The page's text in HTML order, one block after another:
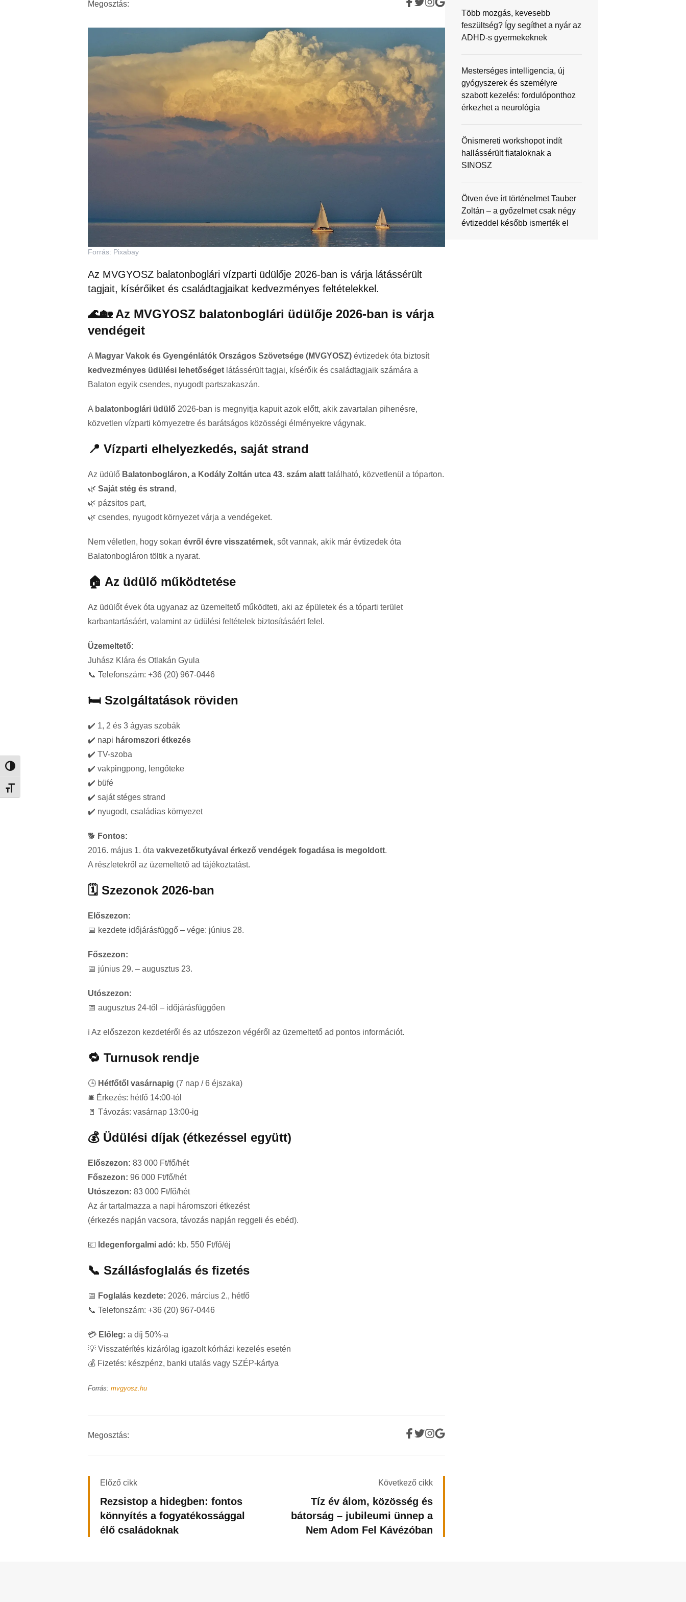
Nagy kontraszt váltása
Betűméret váltása
Megosztás:
Forrás: Pixabay
Az MVGYOSZ balatonboglári vízparti üdülője 2026-ban is várja látássérült
tagjait, kísérőiket és családtagjaikat kedvezményes feltételekkel.
🌊🏡 Az MVGYOSZ balatonboglári üdülője 2026-ban is várja
vendégeit
A Magyar Vakok és Gyengénlátók Országos Szövetsége (MVGYOSZ) évtizedek óta biztosít
kedvezményes üdülési lehetőséget látássérült tagjai, kísérőik és családtagjaik számára a
Balaton egyik csendes, nyugodt partszakaszán.
A balatonboglári üdülő 2026-ban is megnyitja kapuit azok előtt, akik zavartalan pihenésre,
közvetlen vízparti környezetre és barátságos közösségi élményekre vágynak.
📍 Vízparti elhelyezkedés, saját strand
Az üdülő Balatonbogláron, a Kodály Zoltán utca 43. szám alatt található, közvetlenül a tóparton.
🌿 Saját stég és strand ,
🌿 pázsitos part,
🌿 csendes, nyugodt környezet várja a vendégeket.
Nem véletlen, hogy sokan évről évre visszatérnek, sőt vannak, akik már évtizedek óta
Balatonbogláron töltik a nyarat.
🏠 Az üdülő működtetése
Az üdülőt évek óta ugyanaz az üzemeltető működteti, aki az épületek és a tóparti terület
karbantartásáért, valamint az üdülési feltételek biztosításáért felel.
Üzemeltető:
Juhász Klára és Otlakán Gyula
📞 Telefonszám: +36 (20) 967-0446
🛏️ Szolgáltatások röviden
✔️ 1, 2 és 3 ágyas szobák
✔️ napi háromszori étkezés
✔️ TV-szoba
✔️ vakpingpong, lengőteke
✔️ büfé
✔️ saját stéges strand
✔️ nyugodt, családias környezet
🐕 Fontos:
2016. május 1. óta vakvezetőkutyával érkező vendégek fogadása is megoldott.
A részletekről az üzemeltető ad tájékoztatást.
🗓️ Szezonok 2026-ban
Előszezon:
📅 kezdete időjárásfüggő – vége: június 28.
Főszezon:
📅 június 29. – augusztus 23.
Utószezon:
📅 augusztus 24-től – időjárásfüggően
ℹ️ Az előszezon kezdetéről és az utószezon végéről az üzemeltető ad pontos információt.
🔁 Turnusok rendje
🕒 Hétfőtől vasárnapig (7 nap / 6 éjszaka)
🛎️ Érkezés: hétfő 14:00-tól
🚪 Távozás: vasárnap 13:00-ig
💰 Üdülési díjak (étkezéssel együtt)
Előszezon: 83 000 Ft/fő/hét
Főszezon: 96 000 Ft/fő/hét
Utószezon: 83 000 Ft/fő/hét
Az ár tartalmazza a napi háromszori étkezést
(érkezés napján vacsora, távozás napján reggeli és ebéd).
💶 Idegenforgalmi adó: kb. 550 Ft/fő/éj
📞 Szállásfoglalás és fizetés
📅 Foglalás kezdete: 2026. március 2., hétfő
📞 Telefonszám: +36 (20) 967-0446
💳 Előleg: a díj 50%-a
💡 Visszatérítés kizárólag igazolt kórházi kezelés esetén
💰 Fizetés: készpénz, banki utalás vagy SZÉP-kártya
Forrás: mvgyosz.hu
Megosztás:
Előző cikk
Rezsistop a hidegben: fontos
könnyítés a fogyatékossággal
élő családoknak
Következő cikk
Tíz év álom, közösség és
bátorság – jubileumi ünnep a
Nem Adom Fel Kávézóban
Több mozgás, kevesebb
feszültség? Így segíthet a nyár az
ADHD-s gyermekeknek
Mesterséges intelligencia, új
gyógyszerek és személyre
szabott kezelés: fordulóponthoz
érkezhet a neurológia
Önismereti workshopot indít
hallássérült fiataloknak a
SINOSZ
Ötven éve írt történelmet Tauber
Zoltán – a győzelmet csak négy
évtizeddel később ismerték el